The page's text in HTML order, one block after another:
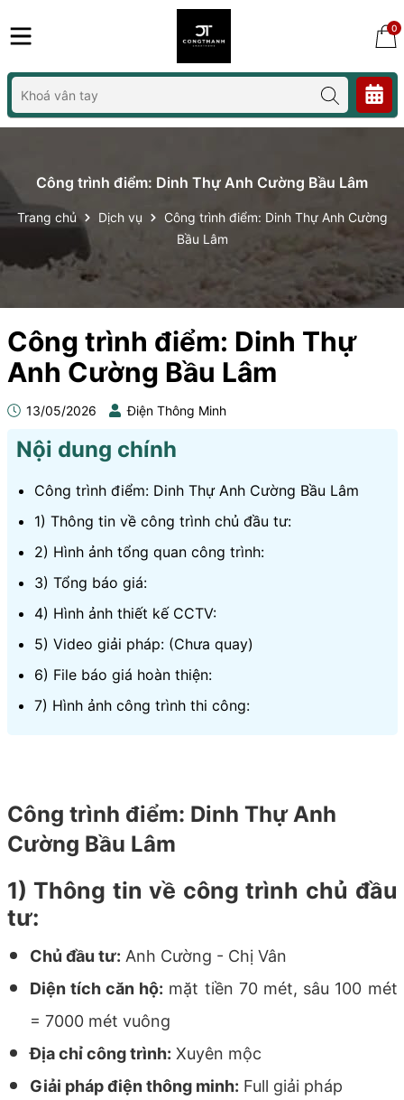
0
Công trình điểm: Dinh Thự Anh Cường Bầu Lâm
Trang chủ Dịch vụ
Công trình điểm: Dinh Thự Anh Cường
Bầu Lâm
Công trình điểm: Dinh Thự
Anh Cường Bầu Lâm
13/05/2026 Điện Thông Minh
Nội dung chính
Công trình điểm: Dinh Thự Anh Cường Bầu Lâm
1) Thông tin về công trình chủ đầu tư:
2) Hình ảnh tổng quan công trình:
3) Tổng báo giá:
4) Hình ảnh thiết kế CCTV:
5) Video giải pháp: (Chưa quay)
6) File báo giá hoàn thiện:
7) Hình ảnh công trình thi công:
Công trình điểm: Dinh Thự Anh
Cường Bầu Lâm
1) Thông tin về công trình chủ đầu
tư:
Chủ đầu tư: Anh Cường - Chị Vân
Diện tích căn hộ: mặt tiền 70 mét, sâu 100 mét
= 7000 mét vuông
Địa chỉ công trình: Xuyên mộc
Giải pháp điện thông minh: Full giải pháp